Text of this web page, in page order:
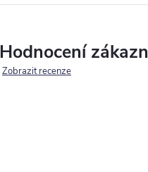
Hodnocení
Zobrazit recenze